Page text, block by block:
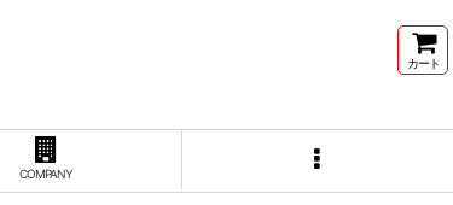
カート
COMPANY